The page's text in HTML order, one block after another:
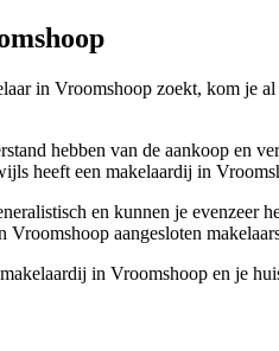
in Vroomshoop zoekt, kom je
hebben van de aankoop en
heeft een makelaardij in
en kunnen je
Vroomshoop aangesloten
in Vroomshoop en je